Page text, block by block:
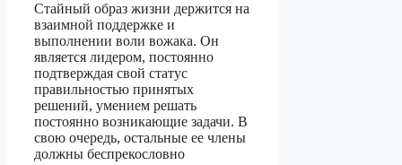
Стайный образ жизни держится на
взаимной поддержке и
выполнении воли вожака. Он
является лидером, постоянно
подтверждая свой статус
правильностью принятых
решений, умением решать
постоянно возникающие задачи. В
свою очередь, остальные ее члены
должны беспрекословно